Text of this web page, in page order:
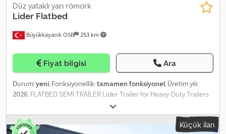
Büyükkayacık OSB 253 km
Düz yataklı yarı römork
Lider Flatbed
Fiyat bilgisi Ara
Durum:yeni, Fonksiyonellik:tamamen fonksiyonel, Üretim yılı:
2026, FLATBED SEMİ TRAİLER Lider Trailer for Heavy-Duty Trailers
High Quality and Durability Manufacturing EU Standards One-year
warranty for manufacturing defects 2026 Production Chodpfeyq
Dktjx Akrea
Küçük ilan